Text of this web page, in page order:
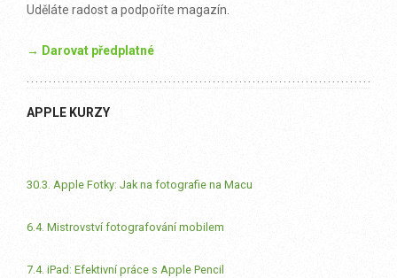
Uděláte radost a podpoříte magazín.
→ Darovat předplatné
APPLE KURZY
30.3. Apple Fotky: Jak na fotografie na Macu
6.4. Mistrovství fotografování mobilem
7.4. iPad: Efektivní práce s Apple Pencil